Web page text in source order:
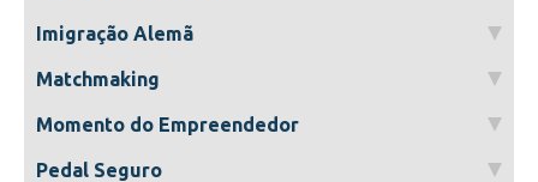
Imigração Alemã
Matchmaking
Momento do Empreendedor
Pedal Seguro